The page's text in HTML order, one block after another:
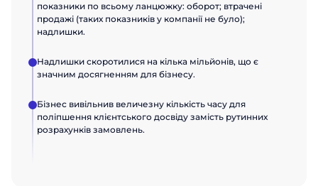
показники по всьому ланцюжку: оборот; втрачені
продажі (таких показників у компанії не було);
надлишки.
Надлишки скоротилися на кілька мільйонів, що є
значним досягненням для бізнесу.
Бізнес вивільнив величезну кількість часу для
поліпшення клієнтського досвіду замість рутинних
розрахунків замовлень.